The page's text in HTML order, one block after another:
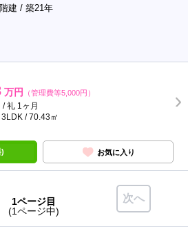
建 / 築21年
万円 （管理費等5,000円）
/ 礼 1ヶ月
3LDK / 70.43㎡
お気に入り
次へ
1ページ目
(1ページ中)